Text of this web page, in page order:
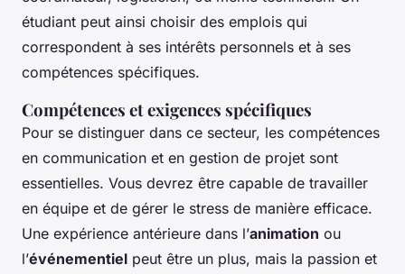
étudiant peut ainsi choisir des emplois qui
correspondent à ses intérêts personnels et à ses
compétences spécifiques.
Compétences et exigences spécifiques
Pour se distinguer dans ce secteur, les compétences
en communication et en gestion de projet sont
essentielles. Vous devrez être capable de travailler
en équipe et de gérer le stress de manière efficace.
Une expérience antérieure dans l’animation ou
l’événementiel peut être un plus, mais la passion et